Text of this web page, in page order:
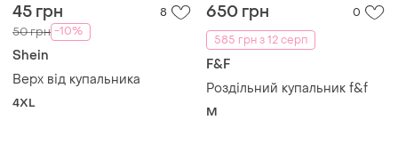
45 грн 8
50 грн -10%
Shein
Верх від купальника
4XL
650 грн
0
585 грн з 12 серп
F&F
Роздільний купальник f&f
M